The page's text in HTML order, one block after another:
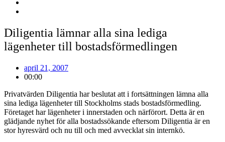
Diligentia lämnar alla sina lediga
lägenheter till bostadsförmedlingen
april 21, 2007
00:00
Privatvärden Diligentia har beslutat att i fortsättningen lämna alla
sina lediga lägenheter till Stockholms stads bostadsförmedling.
Företaget har lägenheter i innerstaden och närförort. Detta är en
glädjande nyhet för alla bostadssökande eftersom Diligentia är en
stor hyresvärd och nu till och med avvecklat sin internkö.